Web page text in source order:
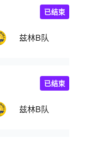
兹林B队
已结束
兹林B队
已结束